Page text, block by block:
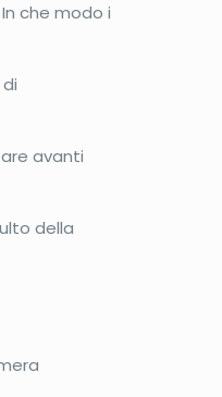
che modo i
avanti
della